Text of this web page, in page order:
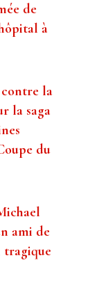
de
à
la
la saga
du
ami de
tragique